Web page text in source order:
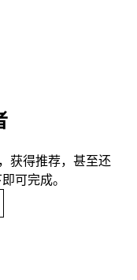
获得推荐，甚至还
可完成。